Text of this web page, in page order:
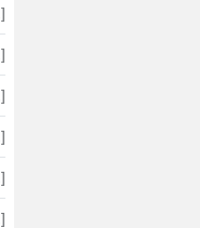
]
]
]
]
]
]